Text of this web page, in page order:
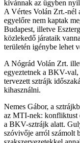
kívánnak az ügyben
A Vértes Volán Zrt.-nél
egyelőre nem kaptak
Budapest, illetve
közlekedő járataik
területén igénybe lehet
A Nógrád Volán Zrt.
egyeztetnek a BKV-val,
tervezett sztrájk
kihasználni.
Nemes Gábor, a
az MTI-nek: konfliktust
a BKV-sztrájk alatt.
szóvivője arról számolt